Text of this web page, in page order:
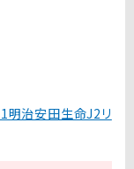
明治安田生命J2リ